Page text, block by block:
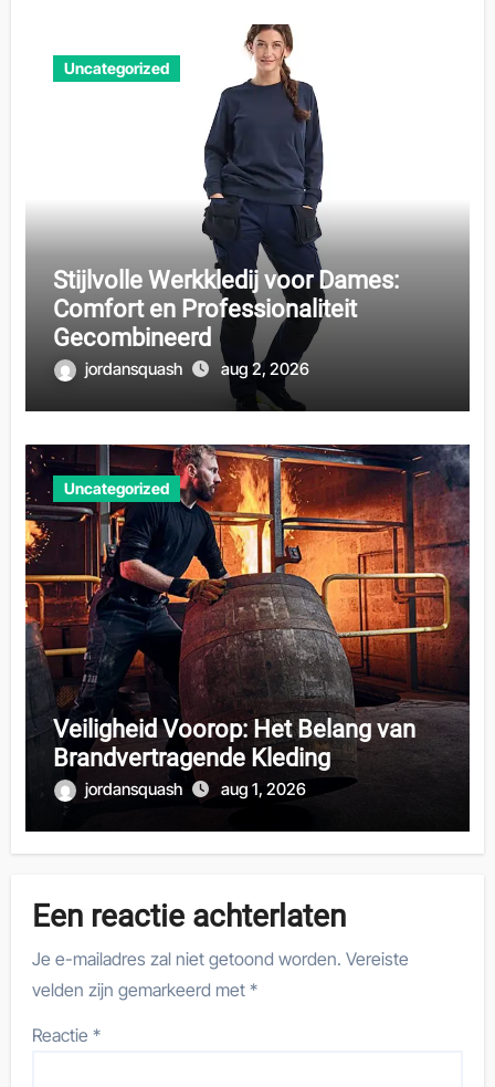
Uncategorized
Stijlvolle Werkkledij voor Dames:
Comfort en Professionaliteit
Gecombineerd
jordansquash aug 2, 2026
Uncategorized
Veiligheid Voorop: Het Belang van
Brandvertragende Kleding
jordansquash aug 1, 2026
Een reactie achterlaten
Je e-mailadres zal niet getoond worden. Vereiste
velden zijn gemarkeerd met*
Reactie*